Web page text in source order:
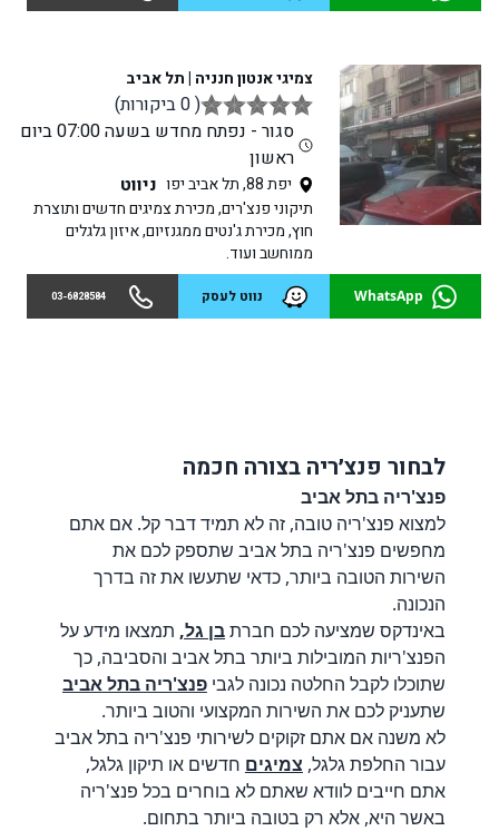
צמיגי אנטון חנניה | תל אביב
( 0 ביקורות)
סגור - נפתח מחדש בשעה 07:00 ביום
ראשון
יפת 88, תל אביב יפו ניווט
תיקוני פנצ'רים, מכירת צמיגים חדשים ותוצרת
חוץ, מכירת ג'נטים ממגנזיום, איזון גלגלים
ממוחשב ועוד.
03-6828584 נווט לעסק WhatsApp
לבחור פנצ׳ריה בצורה חכמה
פנצ'ריה בתל אביב
למצוא פנצ'ריה טובה, זה לא תמיד דבר קל. אם אתם
מחפשים פנצ'ריה בתל אביב שתספק לכם את
השירות הטובה ביותר, כדאי שתעשו את זה בדרך
הנכונה.
באינדקס שמציעה לכם חברתבן גל, תמצאו מידע על
הפנצ'ריות המובילות ביותר בתל אביב והסביבה, כך
שתוכלו לקבל החלטה נכונה לגביפנצ'ריה בתל אביב
שתעניק לכם את השירות המקצועי והטוב ביותר.
לא משנה אם אתם זקוקים לשירותי פנצ'ריה בתל אביב
עבור החלפת גלגל, צמיגים חדשים או תיקון גלגל,
אתם חייבים לוודא שאתם לא בוחרים בכל פנצ'ריה
באשר היא, אלא רק בטובה ביותר בתחום.